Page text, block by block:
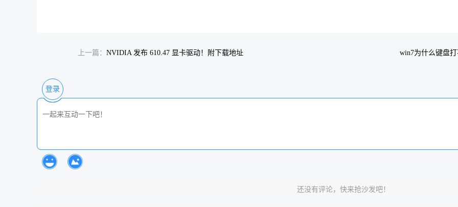
上一篇： NVIDIA 发布 610.47 显卡驱动！附下载地址 win7为什么键盘
登录
还没有评论，快来抢沙发吧！